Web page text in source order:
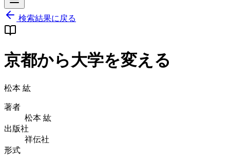
検索結果に戻る
京都から大学を変える
松本 紘
著者
松本 紘
出版社
祥伝社
形式